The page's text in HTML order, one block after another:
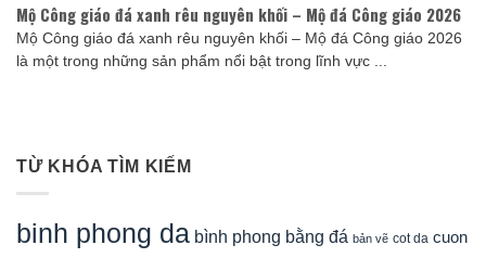
Mộ Công giáo đá xanh rêu nguyên khối – Mộ đá Công giáo 2026
Mộ Công giáo đá xanh rêu nguyên khối – Mộ đá Công giáo 2026
là một trong những sản phẩm nổi bật trong lĩnh vực ...
TỪ KHÓA TÌM KIẾM
binh phong da bình phong bằng đá bản vẽ cot da cuon